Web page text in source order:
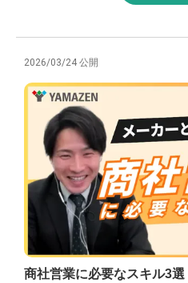
2026/03/24 公開
商社営業に必要なスキル3選